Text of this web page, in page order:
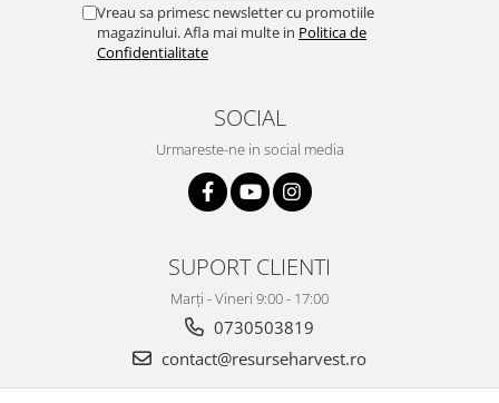
Vreau sa primesc newsletter cu promotiile
magazinului. Afla mai multe in Politica de
Confidentialitate
SOCIAL
Urmareste-ne in social media
SUPORT CLIENTI
Marți - Vineri 9:00 - 17:00
0730503819
contact@resurseharvest.ro